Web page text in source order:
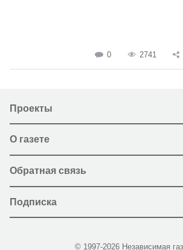
0 2741
Проекты
О газете
Обратная связь
Подписка
© 1997-2026 Независимая